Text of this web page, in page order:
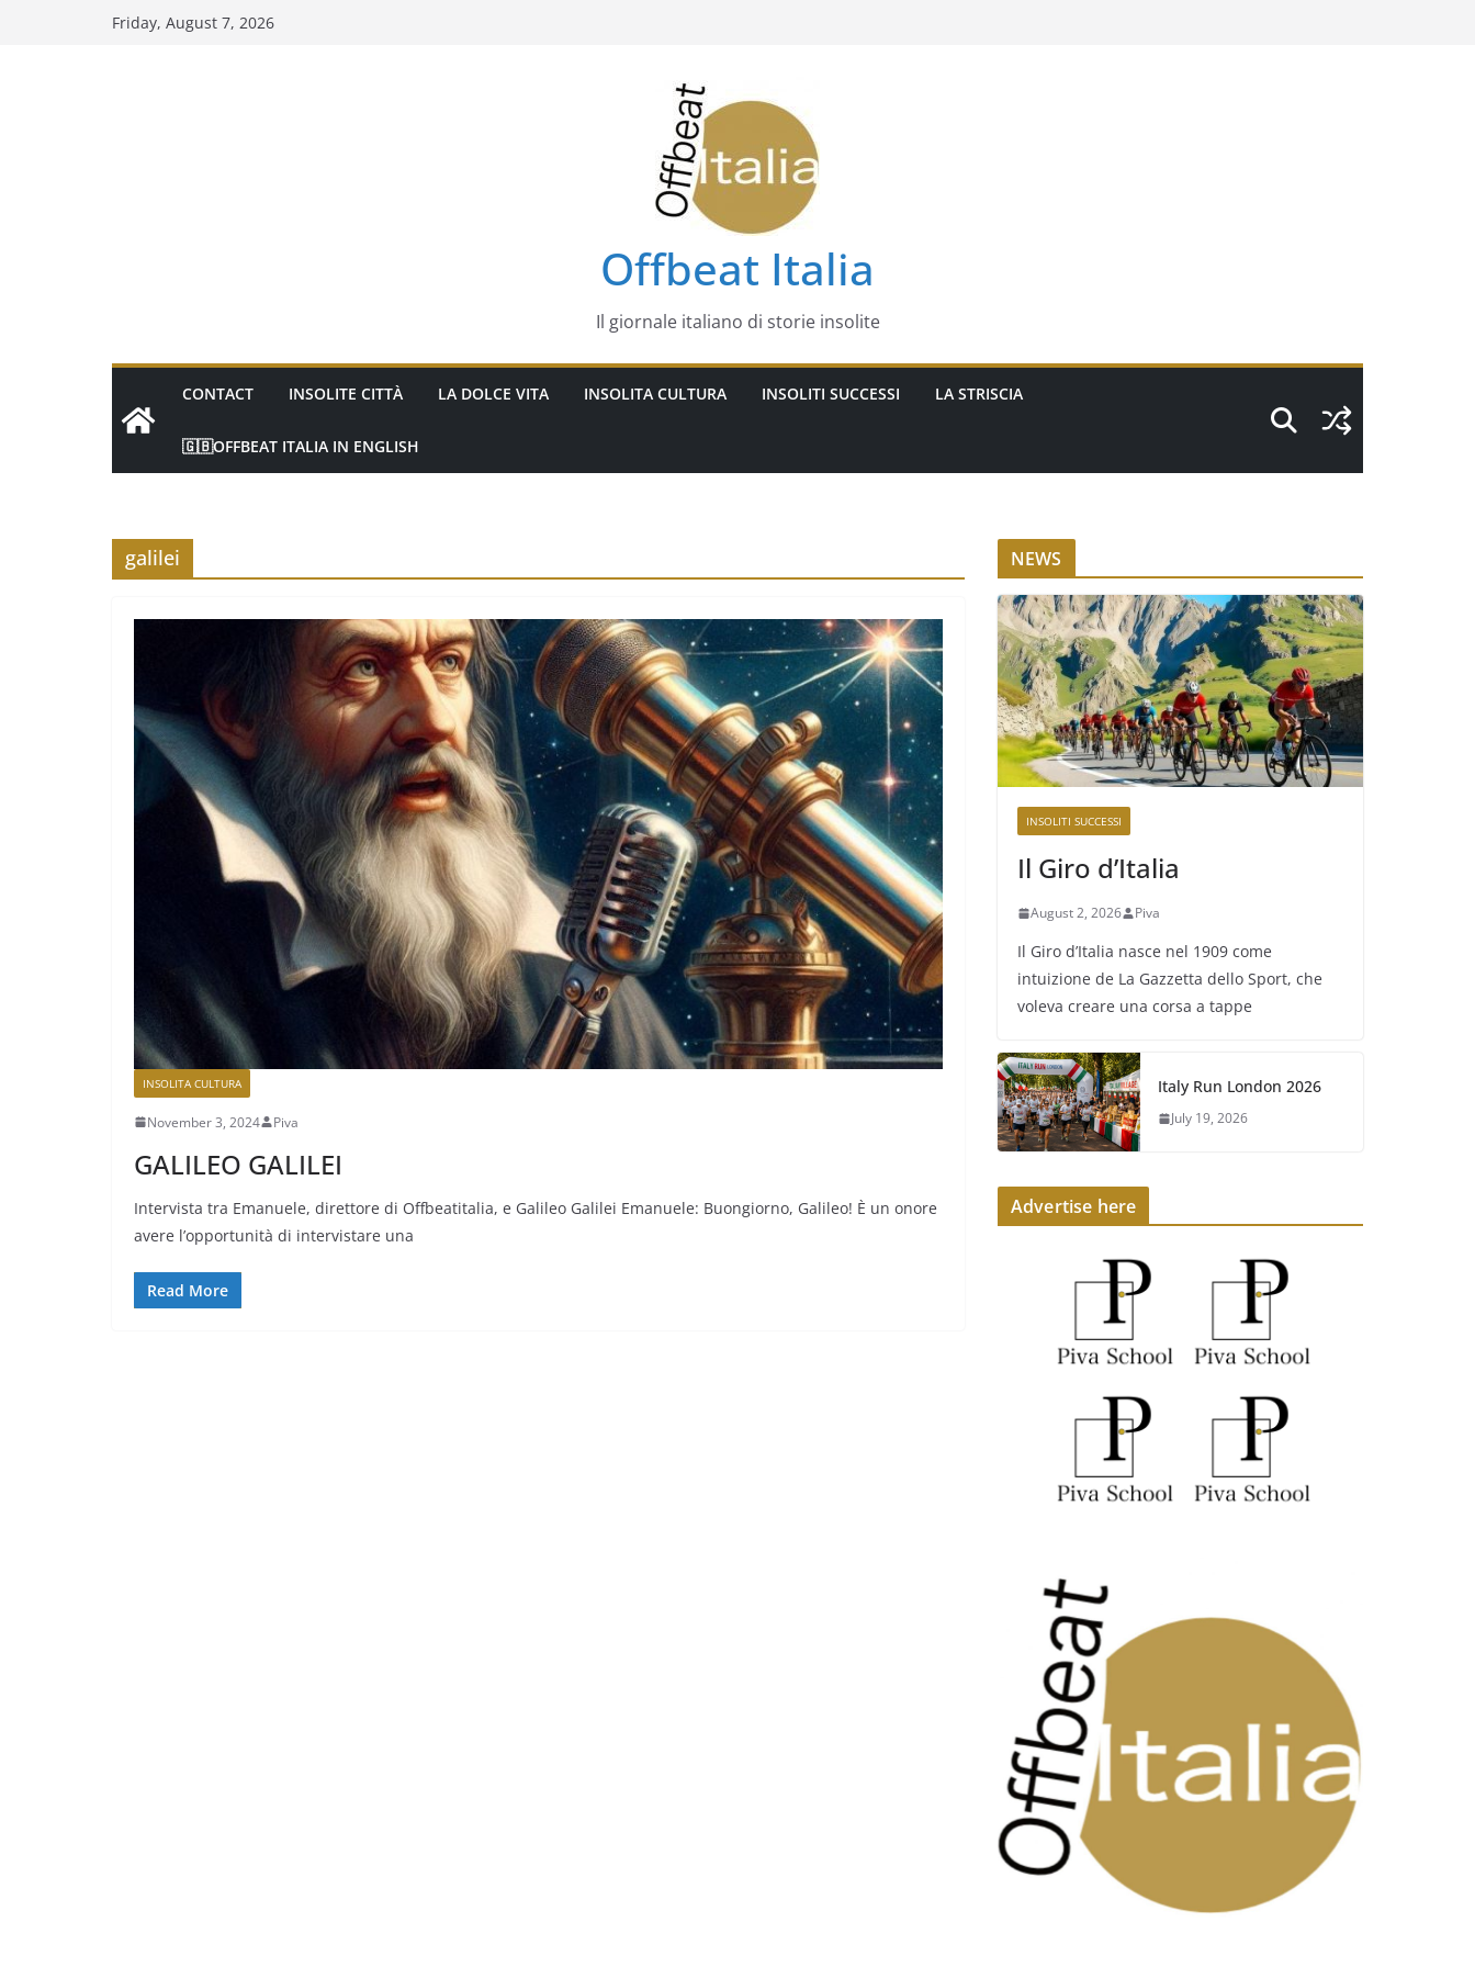
Friday, August 7, 2026
Offbeat Italia
Il giornale italiano di storie insolite
CONTACT INSOLITE CITTÀ LA DOLCE VITA INSOLITA CULTURA INSOLITI SUCCESSI LA STRISCIA
🇬🇧OFFBEAT ITALIA IN ENGLISH
galilei
INSOLITA CULTURA
November 3, 2024 Piva
GALILEO GALILEI
Intervista tra Emanuele, direttore di Offbeatitalia, e Galileo Galilei Emanuele: Buongiorno, Galileo! È un onore
avere l’opportunità di intervistare una
Read More
NEWS
INSOLITI SUCCESSI
Il Giro d’Italia
August 2, 2026 Piva
Il Giro d’Italia nasce nel 1909 come
intuizione de La Gazzetta dello Sport, che
voleva creare una corsa a tappe
Italy Run London 2026
July 19, 2026
Advertise here